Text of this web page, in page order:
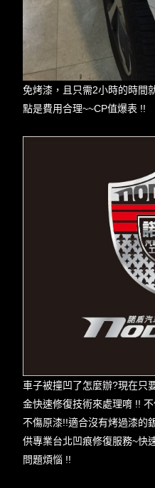
免烤漆，且只需2小時的時間
點是費用合理~~CP值爆表 !!
車子被撞凹了怎麼辦?現在只
金快速修復技術來處理唷 !!
不傷原漆!!適合沒有烤過漆的
供專業台北凹痕修復服務~快
問題煩惱 !!